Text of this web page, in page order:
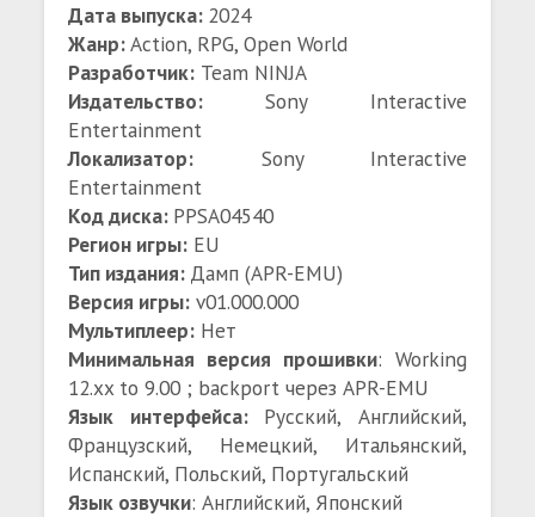
Дата выпуска: 2024
Жанр:Action, RPG, Open World
Разработчик: Team NINJA
Издательство: Sony Interactive
Entertainment
Локализатор: Sony Interactive
Entertainment
Код диска: PPSA04540
Регион игры: EU
Тип издания: Дамп (APR-EMU)
Версия игры: v01.000.000
Мультиплеер: Нет
Минимальная версия прошивки: Working
12.xx to 9.00 ; backport через APR-EMU
Язык интерфейса: Русский, Английский,
Французский, Немецкий, Итальянский,
Испанский, Польский, Португальский
Язык озвучки: Английский, Японский